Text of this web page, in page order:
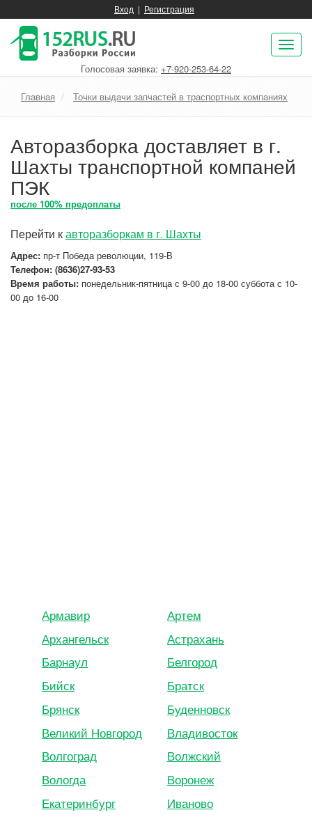
Вход | Регистрация
Голосовая заявка: +7-920-253-64-22
Главная Точки выдачи запчастей в траспортных компаниях
Авторазборка доставляет в г.
Шахты транспортной компаней
ПЭК
после 100% предоплаты
Перейти кавторазборкам в г. Шахты
Адрес: пр-т Победа революции, 119-В
Телефон: (8636)27-93-53
Время работы: понедельник-пятница с 9-00 до 18-00 суббота с 10-
00 до 16-00
Армавир
Артем
Архангельск
Астрахань
Барнаул
Белгород
Бийск
Братск
Брянск
Буденновск
Великий Новгород
Владивосток
Волгоград
Волжский
Вологда
Воронеж
Екатеринбург
Иваново